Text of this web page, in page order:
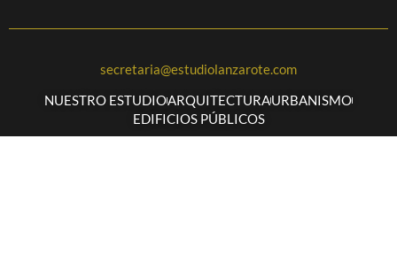
secretaria@estudiolanzarote.com
NUESTRO ESTUDIOARQUITECTURAURBANISMO
EDIFICIOS PÚBLICOS